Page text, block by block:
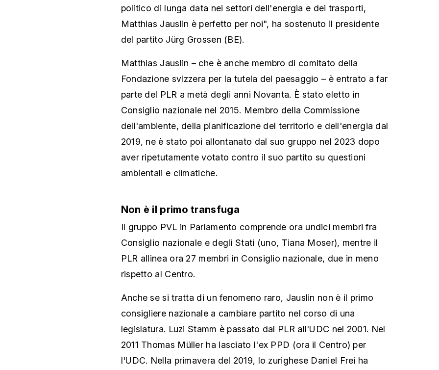
politico di lunga data nei settori dell'energia e dei trasporti,
Matthias Jauslin è perfetto per noi", ha sostenuto il presidente
del partito Jürg Grossen (BE).
Matthias Jauslin – che è anche membro di comitato della
Fondazione svizzera per la tutela del paesaggio – è entrato a far
parte del PLR a metà degli anni Novanta. È stato eletto in
Consiglio nazionale nel 2015. Membro della Commissione
dell'ambiente, della pianificazione del territorio e dell'energia dal
2019, ne è stato poi allontanato dal suo gruppo nel 2023 dopo
aver ripetutamente votato contro il suo partito su questioni
ambientali e climatiche.
Non è il primo transfuga
Il gruppo PVL in Parlamento comprende ora undici membri fra
Consiglio nazionale e degli Stati (uno, Tiana Moser), mentre il
PLR allinea ora 27 membri in Consiglio nazionale, due in meno
rispetto al Centro.
Anche se si tratta di un fenomeno raro, Jauslin non è il primo
consigliere nazionale a cambiare partito nel corso di una
legislatura. Luzi Stamm è passato dal PLR all'UDC nel 2001. Nel
2011 Thomas Müller ha lasciato l'ex PPD (ora il Centro) per
l'UDC. Nella primavera del 2019, lo zurighese Daniel Frei ha